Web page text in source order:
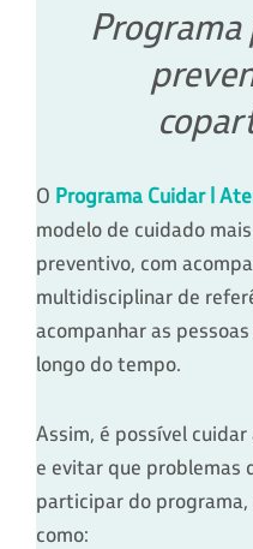
O Programa Cuidar |
modelo de cuidado
preventivo, com
multidisciplinar de
acompanhar as
longo do tempo.
Assim, é possível
e evitar que problemas
participar do
como: